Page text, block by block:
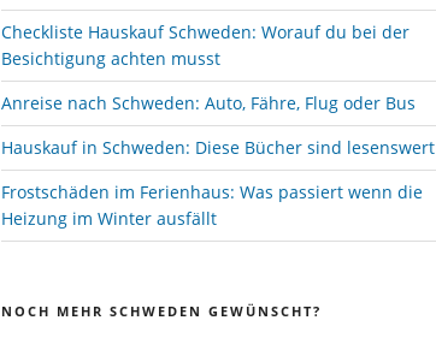
Checkliste Hauskauf Schweden: Worauf du bei der
Besichtigung achten musst
Anreise nach Schweden: Auto, Fähre, Flug oder Bus
Hauskauf in Schweden: Diese Bücher sind lesenswert
Frostschäden im Ferienhaus: Was passiert wenn die
Heizung im Winter ausfällt
NOCH MEHR SCHWEDEN GEWÜNSCHT?